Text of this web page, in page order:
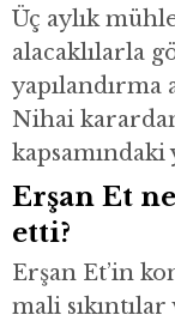
Üç aylık
alacaklılarla
yapılandırma
Nihai
Erşan Et
etti?
Erşan Et’in
mali